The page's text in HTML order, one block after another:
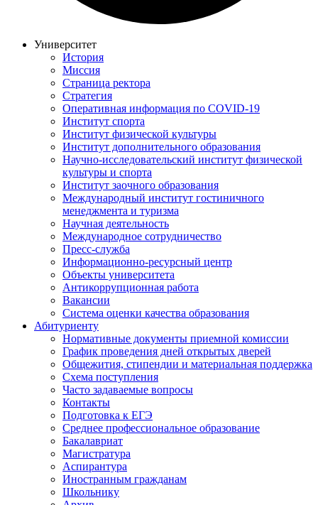
Университет
История
Миссия
Страница ректора
Стратегия
Оперативная информация по COVID-19
Институт спорта
Институт физической культуры
Институт дополнительного образования
Научно-исследовательский институт физической
культуры и спорта
Институт заочного образования
Международный институт гостиничного
менеджмента и туризма
Научная деятельность
Международное сотрудничество
Пресс-служба
Информационно-ресурсный центр
Объекты университета
Антикоррупционная работа
Вакансии
Система оценки качества образования
Абитуриенту
Нормативные документы приемной комиссии
График проведения дней открытых дверей
Общежития, стипендии и материальная поддержка
Схема поступления
Часто задаваемые вопросы
Контакты
Подготовка к ЕГЭ
Среднее профессиональное образование
Бакалавриат
Магистратура
Аспирантура
Иностранным гражданам
Школьнику